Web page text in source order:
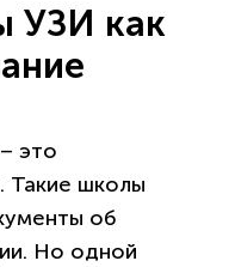
УЗИ как
это
Такие школы
об
Но одной